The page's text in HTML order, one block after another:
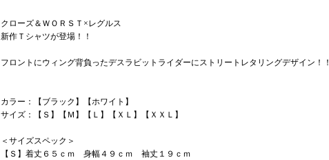
クローズ＆ＷＯＲＳＴ×レグルス
新作Ｔシャツが登場！！
フロントにウィング背負ったデスラビットライダーにストリートレタリングデザイン！！
カラー：【ブラック】【ホワイト】
サイズ：【Ｓ】【Ｍ】【Ｌ】【ＸＬ】【ＸＸＬ】
＜サイズスペック＞
【Ｓ】着丈６５ｃｍ 身幅４９ｃｍ 袖丈１９ｃｍ